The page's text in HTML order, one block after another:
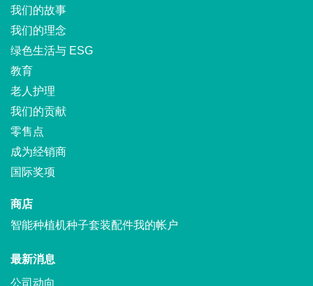
我们的故事
我们的理念
绿色生活与 ESG
教育
老人护理
我们的贡献
零售点
成为经销商
国际奖项
商店
智能种植机种子套装配件我的帐户
最新消息
公司动向